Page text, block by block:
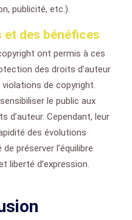
publicité, etc.).
des bénéfices
ont permis à ces
des droits d’auteur
de copyright.
le public aux
d’auteur. Cependant, leur
des évolutions
préserver l’équilibre
liberté d’expression.